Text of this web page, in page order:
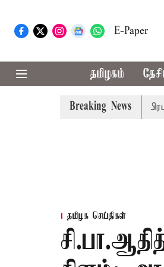
E-Paper
தமிழகம்
Breaking News
சபாநாயகர் ஜே.சி.டி.பிரபாகர்
தமிழக செய்திகள்